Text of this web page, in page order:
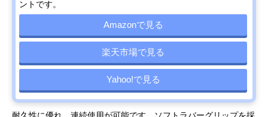
ントです。
Amazonで見る
楽天市場で見る
Yahoo!で見る